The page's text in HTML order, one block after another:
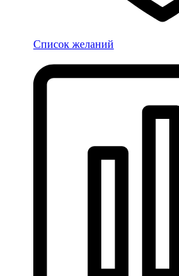
Список желаний